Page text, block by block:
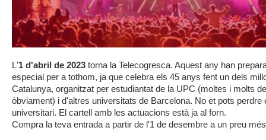
L'1 d'abril de 2023 torna la Telecogresca. Aquest any han
especial per a tothom, ja que celebra els 45 anys fent un dels
Catalunya, organitzat per estudiantat de la UPC (moltes i molts
òbviament) i d'altres universitats de Barcelona. No et pots perdre
universitari. El cartell amb les actuacions està ja al forn.
Compra la teva entrada a partir de l'1 de desembre a un preu